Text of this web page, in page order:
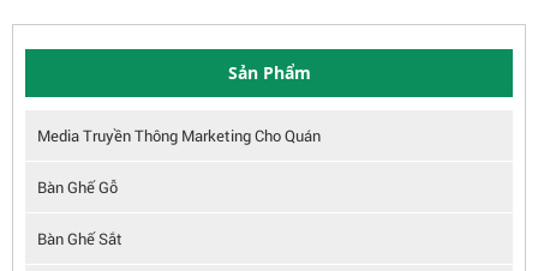
Sản Phẩm
Media Truyền Thông Marketing Cho Quán
Bàn Ghế Gỗ
Bàn Ghế Sắt